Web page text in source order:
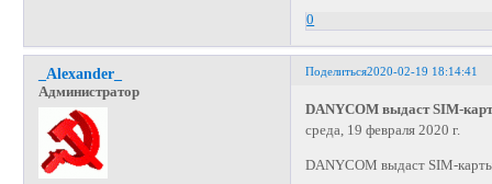
0
Поделиться2020-02-19 18:14:41
_Alexander_
Администратор
DANYCOM выдаст SIM-
среда, 19 февраля 2020 г.
DANYCOM выдаст SIM-